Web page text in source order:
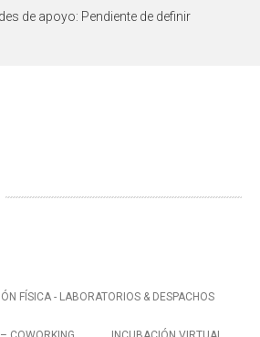
de apoyo: Pendiente de definir
FÍSICA - LABORATORIOS & DESPACHOS